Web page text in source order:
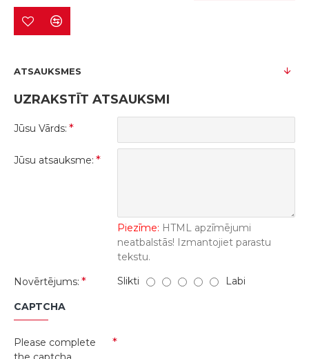
ATSAUKSMES
UZRAKSTĪT ATSAUKSMI
Jūsu Vārds:
Jūsu atsauksme:
Piezīme: HTML apzīmējumi
neatbalstās! Izmantojiet parastu
tekstu.
Novērtējums:
Slikti Labi
CAPTCHA
Please complete